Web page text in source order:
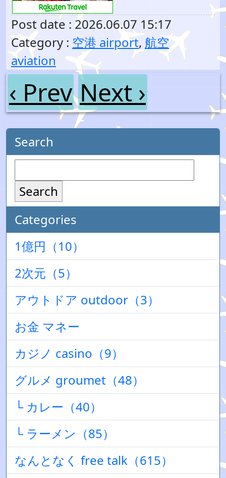
Post date : 2026.06.07 15:17
Category : 空港 airport, 航空
aviation
‹ Prev Next ›
Search
Search
Categories
1億円（10）
2次元（5）
アウトドア outdoor（3）
お金 マネー
カジノ casino（9）
グルメ groumet（48）
└ カレー（40）
└ ラーメン（85）
なんとなく free talk（615）